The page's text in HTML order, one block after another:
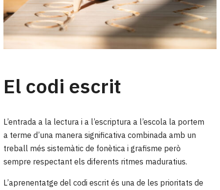
El codi escrit
L’entrada a la lectura i a l’escriptura a l’escola la portem
a terme d’una manera significativa combinada amb un
treball més sistemàtic de fonètica i grafisme però
sempre respectant els diferents ritmes maduratius.
L’aprenentatge del codi escrit és una de les prioritats de